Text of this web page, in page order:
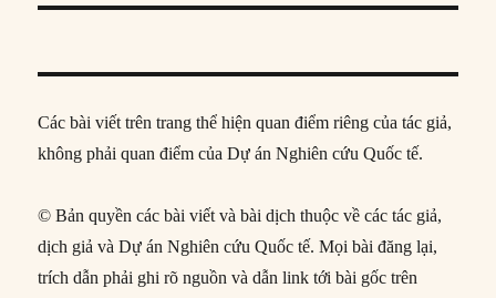
Các bài viết trên trang thể hiện quan điểm riêng của tác giả,
không phải quan điểm của Dự án Nghiên cứu Quốc tế.
© Bản quyền các bài viết và bài dịch thuộc về các tác giả,
dịch giả và Dự án Nghiên cứu Quốc tế. Mọi bài đăng lại,
trích dẫn phải ghi rõ nguồn và dẫn link tới bài gốc trên